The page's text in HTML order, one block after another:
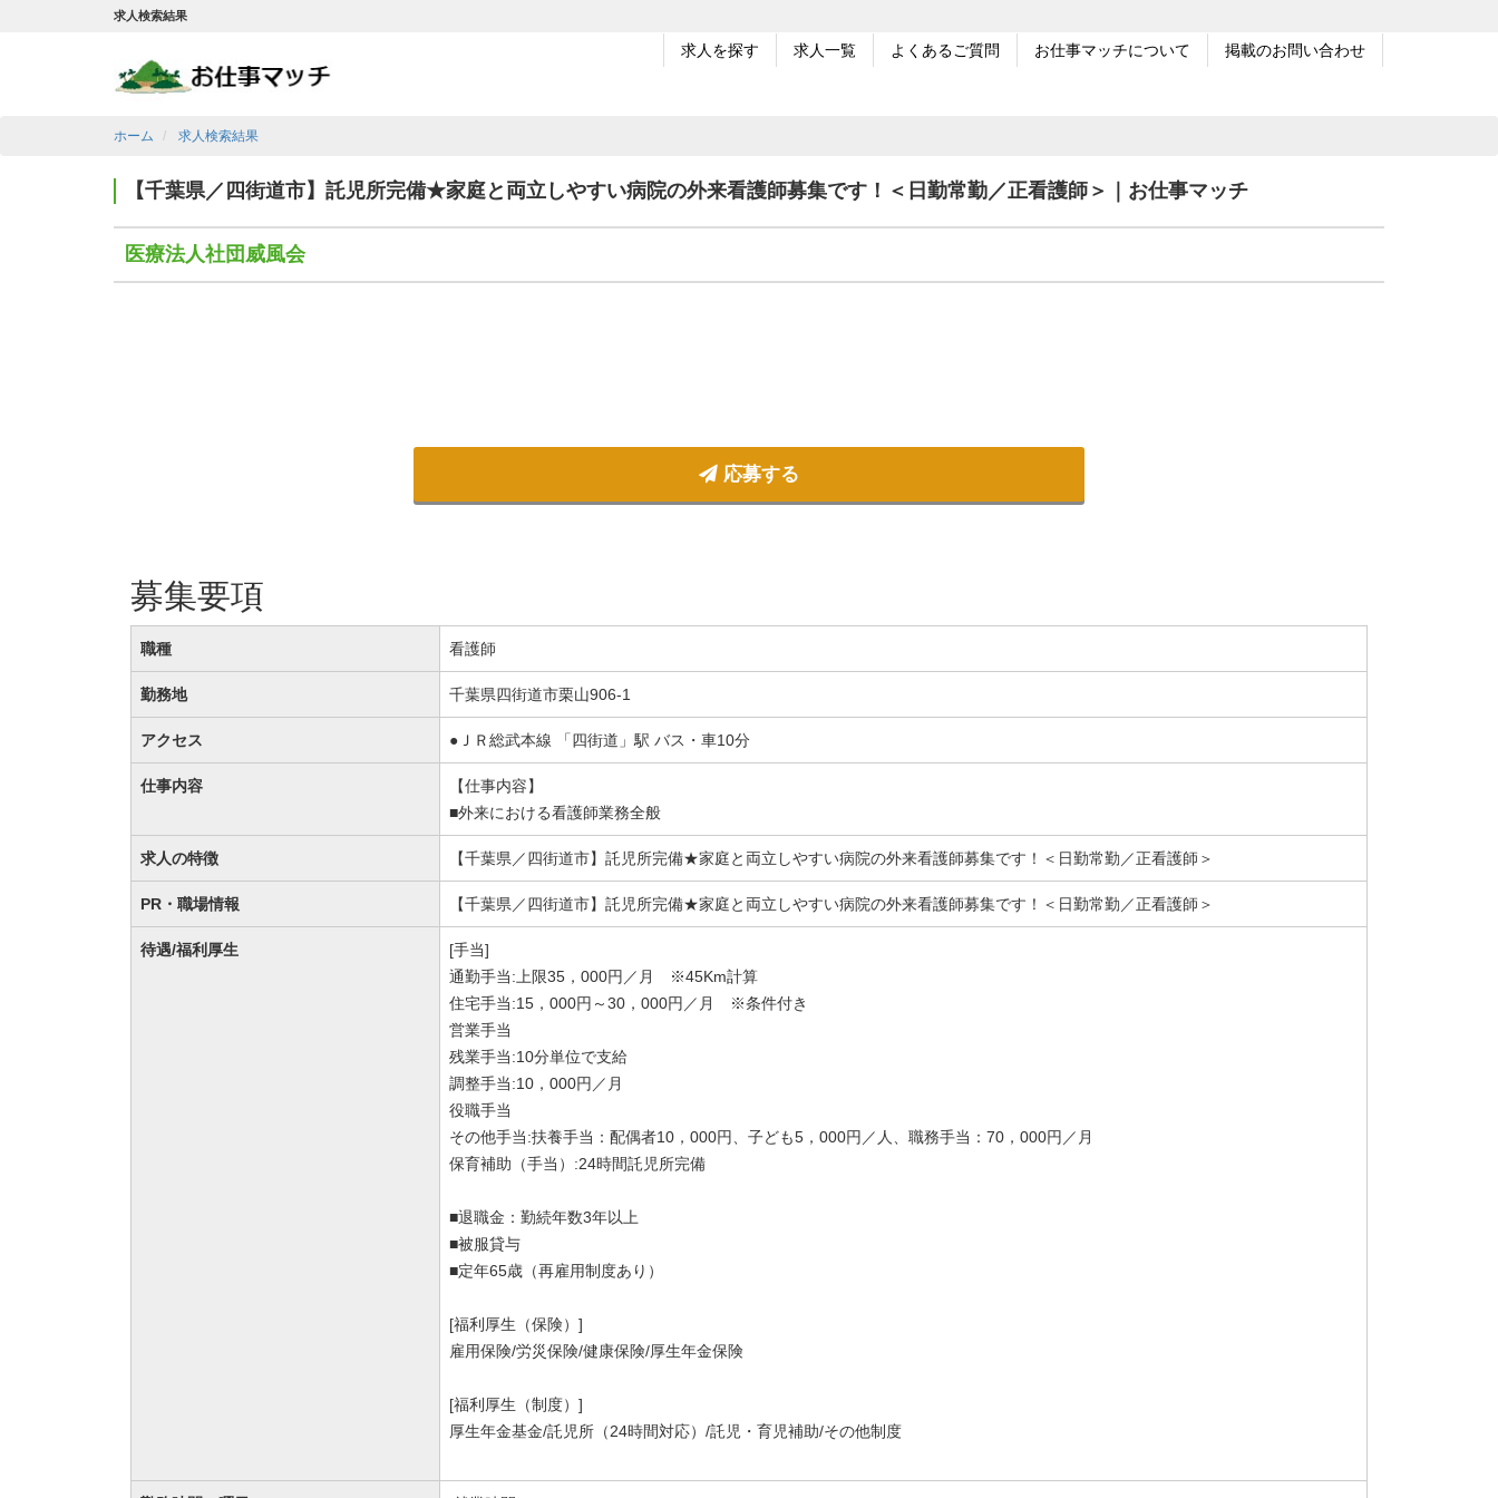
求人検索結果
求人を探す 求人一覧 よくあるご質問 お仕事マッチについて 掲載のお問い合わせ
ホーム 求人検索結果
【千葉県／四街道市】託児所完備★家庭と両立しやすい病院の外来看護師募集です！＜日勤常勤／正看護師＞｜お仕事マッチ
医療法人社団威風会
応募する
募集要項
職種 看護師
勤務地 千葉県四街道市栗山906-1
アクセス ●ＪＲ総武本線 「四街道」駅 バス・車10分
仕事内容
【仕事内容】
■外来における看護師業務全般
求人の特徴 【千葉県／四街道市】託児所完備★家庭と両立しやすい病院の外来看護師募集です！＜日勤常勤／正看護師＞
PR・職場情報 【千葉県／四街道市】託児所完備★家庭と両立しやすい病院の外来看護師募集です！＜日勤常勤／正看護師＞
待遇/福利厚生
[手当]
通勤手当:上限35，000円／月 ※45Km計算
住宅手当:15，000円～30，000円／月 ※条件付き
営業手当
残業手当:10分単位で支給
調整手当:10，000円／月
役職手当
その他手当:扶養手当：配偶者10，000円、子ども5，000円／人、職務手当：70，000円／月
保育補助（手当）:24時間託児所完備
■退職金：勤続年数3年以上
■被服貸与
■定年65歳（再雇用制度あり）
[福利厚生（保険）]
雇用保険/労災保険/健康保険/厚生年金保険
[福利厚生（制度）]
厚生年金基金/託児所（24時間対応）/託児・育児補助/その他制度